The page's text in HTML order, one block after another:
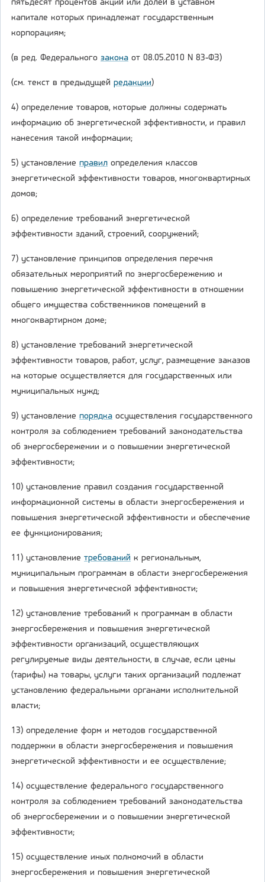
пятьдесят процентов акций или долей в уставном
капитале которых принадлежат государственным
корпорациям;
(в ред. Федерального закона от 08.05.2010 N 83-ФЗ)
(см. текст в предыдущей редакции)
4) определение товаров, которые должны содержать
информацию об энергетической эффективности, и правил
нанесения такой информации;
5) установление правил определения классов
энергетической эффективности товаров, многоквартирных
домов;
6) определение требований энергетической
эффективности зданий, строений, сооружений;
7) установление принципов определения перечня
обязательных мероприятий по энергосбережению и
повышению энергетической эффективности в отношении
общего имущества собственников помещений в
многоквартирном доме;
8) установление требований энергетической
эффективности товаров, работ, услуг, размещение заказов
на которые осуществляется для государственных или
муниципальных нужд;
9) установление порядка осуществления государственного
контроля за соблюдением требований законодательства
об энергосбережении и о повышении энергетической
эффективности;
10) установление правил создания государственной
информационной системы в области энергосбережения и
повышения энергетической эффективности и обеспечение
ее функционирования;
11) установление требований к региональным,
муниципальным программам в области энергосбережения
и повышения энергетической эффективности;
12) установление требований к программам в области
энергосбережения и повышения энергетической
эффективности организаций, осуществляющих
регулируемые виды деятельности, в случае, если цены
(тарифы) на товары, услуги таких организаций подлежат
установлению федеральными органами исполнительной
власти;
13) определение форм и методов государственной
поддержки в области энергосбережения и повышения
энергетической эффективности и ее осуществление;
14) осуществление федерального государственного
контроля за соблюдением требований законодательства
об энергосбережении и о повышении энергетической
эффективности;
15) осуществление иных полномочий в области
энергосбережения и повышения энергетической